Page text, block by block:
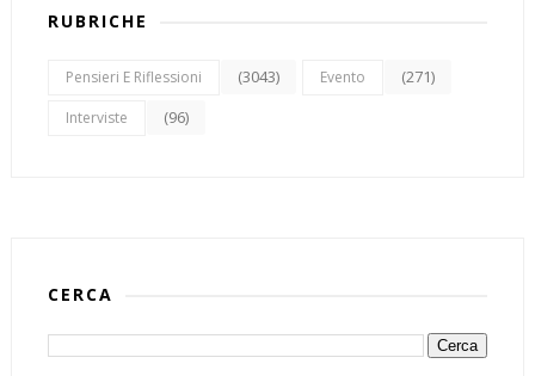
RUBRICHE
Pensieri E Riflessioni (3043) Evento (271)
Interviste (96)
CERCA